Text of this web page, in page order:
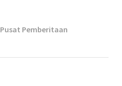
Pusat Pemberitaan